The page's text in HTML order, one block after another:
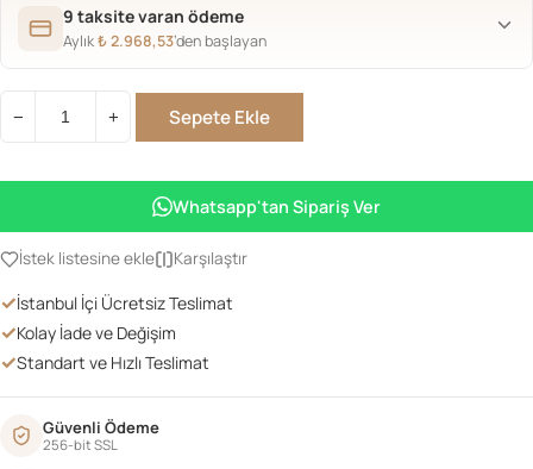
9 taksite varan ödeme
Aylık₺2.968,53’den başlayan
−
PLAZMA
adet
+ Sepete Ekle
Whatsapp'tan Sipariş Ver
İstek listesine ekle Karşılaştır
✓İstanbul İçi Ücretsiz Teslimat
✓Kolay İade ve Değişim
✓Standart ve Hızlı Teslimat
Güvenli Ödeme
256-bit SSL